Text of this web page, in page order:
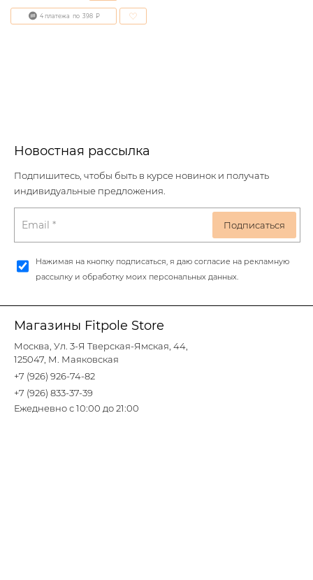
4 платежа по 398 ₽
Магазины Fitpole Store
Москва, Ул. 3-Я Тверская-Ямская, 44,
125047, М. Маяковская
+7 (926) 926-74-82
+7 (926) 833-37-39
Ежедневно с 10:00 до 21:00
Новостная рассылка
Подпишитесь, чтобы быть в курсе новинок и получать
индивидуальные предложения.
Нажимая на кнопку подписаться, я даю согласие на рекламную
рассылку и обработку моих персональных данных.